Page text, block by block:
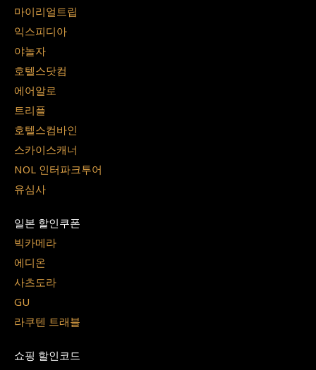
마이리얼트립
익스피디아
야놀자
호텔스닷컴
에어알로
트리플
호텔스컴바인
스카이스캐너
NOL 인터파크투어
유심사
일본 할인쿠폰
빅카메라
에디온
사츠도라
GU
라쿠텐 트래블
쇼핑 할인코드